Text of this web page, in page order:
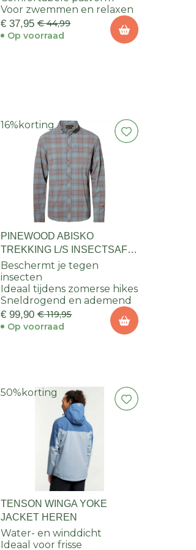
Voor zwemmen en relaxen
€ 37,95 € 44,99
Op voorraad
16% korting
PINEWOOD ABISKO
TREKKING L/S INSECTSAFE
SHIRT HEREN
Beschermt je tegen
insecten
Ideaal tijdens zomerse hikes
Sneldrogend en ademend
€ 99,90 € 119,95
Op voorraad
50% korting
TENSON WINGA YOKE
JACKET HEREN
Water- en winddicht
Ideaal voor frisse